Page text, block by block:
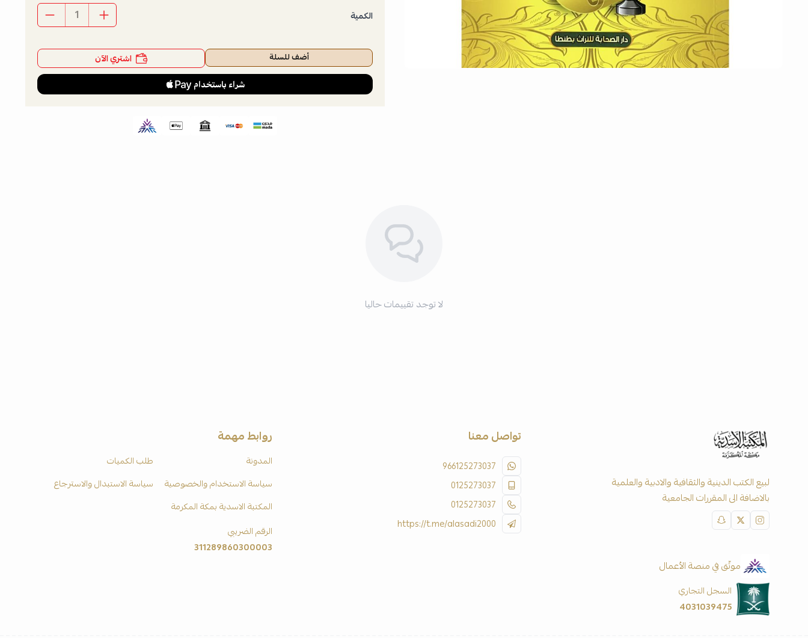
الكمية
أضف للسلة اشتري الآن
لا توجد تقييمات حاليا
لبيع الكتب الدينية والثقافية والادبية والعلمية
بالاضافة الى المقررات الجامعية
موثّق في منصة الأعمال
السجل التجاري
4031039475
تواصل معنا
966125273037
0125273037
0125273037
https://t.me/alasadi2000
روابط مهمة
المدونة
طلب الكميات
سياسة الاستخدام والخصوصية
سياسة الاستبدال والاسترجاع
المكتبة الاسدية بمكة المكرمة
الرقم الضريبي
311289860300003